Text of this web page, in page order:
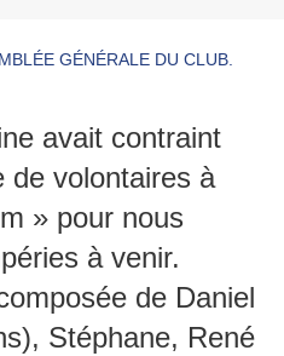
avait contraint
de volontaires à
» pour nous
à venir.
de Daniel
Stéphane, René